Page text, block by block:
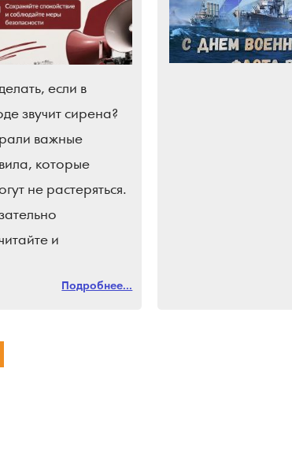
если в
звучит сирена?
важные
которые
не растеряться.
и
наПодробнее...